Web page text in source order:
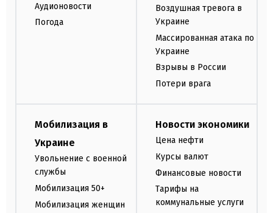
Аудионовости
Погода
Воздушная тревога в
Украине
Массированная атака по
Украине
Взрывы в России
Потери врага
Мобилизация в
Украине
Увольнение с военной
службы
Мобилизация 50+
Мобилизация женщин
Новости экономики
Цена нефти
Курсы валют
Финансовые новости
Тарифы на
коммунальные услуги